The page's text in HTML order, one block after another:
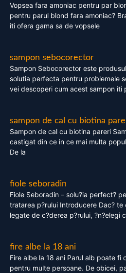
Vopsea fara amoniac pentru par
pentru parul blond fara amoniac?
iti ofera gama sa de vopsele
sampon sebocorector
Sampon Sebocorector este
solutia perfecta pentru problemele
vei descoperi cum acest sampon iti
sampon de cal cu biotina
Sampon de cal cu biotina pareri
castigat din ce in ce mai multa
De la
fiole seboradin
Fiole Seboradin – solu?ia perfect?
tratarea p?rului Introducere Dac?
legate de c?derea p?rului, ?n?elegi
fire albe la 18 ani
Fire albe la 18 ani Parul alb poate fi
pentru multe persoane. De obicei,